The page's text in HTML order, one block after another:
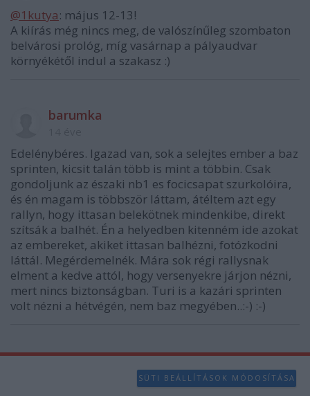
@1kutya: május 12-13!
A kiírás még nincs meg, de valószínűleg szombaton
belvárosi prológ, míg vasárnap a pályaudvar
környékétől indul a szakasz :)
barumka
Edelénybéres. Igazad van, sok a selejtes ember a baz
sprinten, kicsit talán több is mint a többin. Csak
gondoljunk az északi nb1 es focicsapat szurkolóira,
és én magam is többször láttam, átéltem azt egy
rallyn, hogy ittasan belekötnek mindenkibe, direkt
szítsák a balhét. Én a helyedben kitenném ide azokat
az embereket, akiket ittasan balhézni, fotózkodni
láttál. Megérdemelnék. Mára sok régi rallysnak
elment a kedve attól, hogy versenyekre járjon nézni,
mert nincs biztonságban. Turi is a kazári sprinten
volt nézni a hétvégén, nem baz megyében..:-) :-)
SÜTI BEÁLLÍTÁSOK MÓDOSÍTÁSA